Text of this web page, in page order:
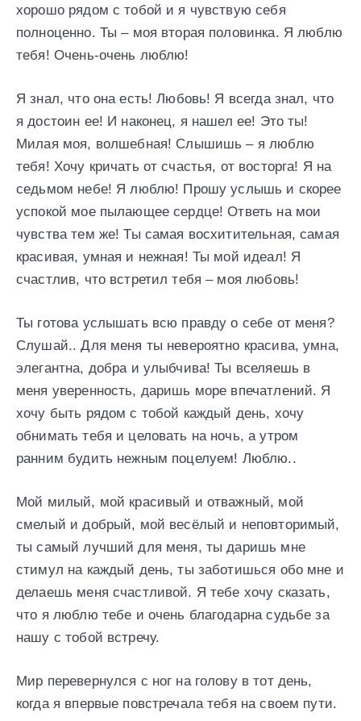
хорошо рядом с тобой и я чувствую себя
полноценно. Ты – моя вторая половинка. Я люблю
тебя! Очень-очень люблю!
Я знал, что она есть! Любовь! Я всегда знал, что
я достоин ее! И наконец, я нашел ее! Это ты!
Милая моя, волшебная! Слышишь – я люблю
тебя! Хочу кричать от счастья, от восторга! Я на
седьмом небе! Я люблю! Прошу услышь и скорее
успокой мое пылающее сердце! Ответь на мои
чувства тем же! Ты самая восхитительная, самая
красивая, умная и нежная! Ты мой идеал! Я
счастлив, что встретил тебя – моя любовь!
Ты готова услышать всю правду о себе от меня?
Слушай.. Для меня ты невероятно красива, умна,
элегантна, добра и улыбчива! Ты вселяешь в
меня уверенность, даришь море впечатлений. Я
хочу быть рядом с тобой каждый день, хочу
обнимать тебя и целовать на ночь, а утром
ранним будить нежным поцелуем! Люблю..
Мой милый, мой красивый и отважный, мой
смелый и добрый, мой весёлый и неповторимый,
ты самый лучший для меня, ты даришь мне
стимул на каждый день, ты заботишься обо мне и
делаешь меня счастливой. Я тебе хочу сказать,
что я люблю тебе и очень благодарна судьбе за
нашу с тобой встречу.
Мир перевернулся с ног на голову в тот день,
когда я впервые повстречала тебя на своем пути.